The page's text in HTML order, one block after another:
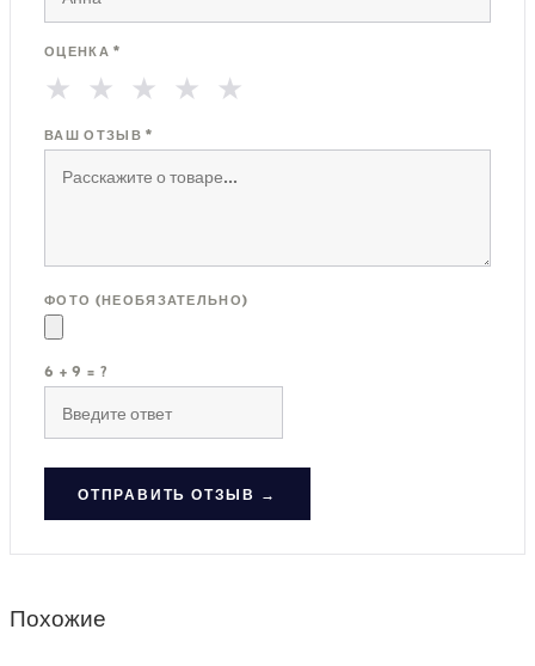
ОЦЕНКА *
★ ★ ★ ★ ★
ВАШ ОТЗЫВ *
ФОТО (НЕОБЯЗАТЕЛЬНО)
6 + 9 = ?
ОТПРАВИТЬ ОТЗЫВ →
Похожие